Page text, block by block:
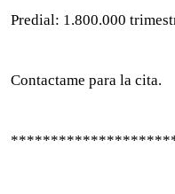
Predial: 1.800.000
Contactame para la cita.